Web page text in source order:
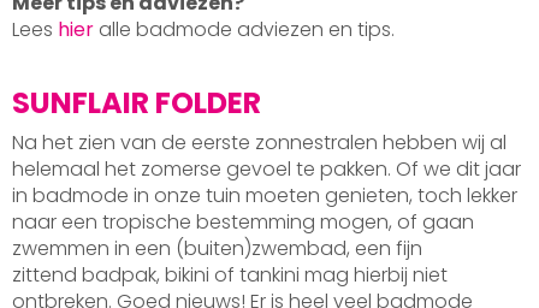
Lees hier alle badmode adviezen en tips.
SUNFLAIR FOLDER
Na het zien van de eerste zonnestralen hebben wij al
helemaal het zomerse gevoel te pakken. Of we dit jaar
in badmode in onze tuin moeten genieten, toch lekker
naar een tropische bestemming mogen, of gaan
zwemmen in een (buiten)zwembad, een fijn
zittend badpak, bikini of tankini mag hierbij niet
ontbreken. Goed nieuws! Er is heel veel badmode